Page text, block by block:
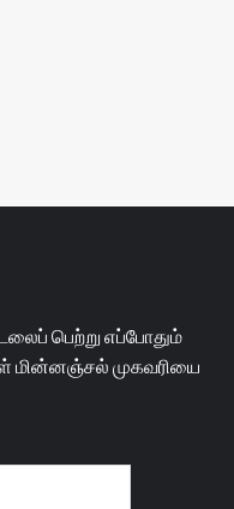
பெற்று எப்போதும்
மின்னஞ்சல் முகவரியை